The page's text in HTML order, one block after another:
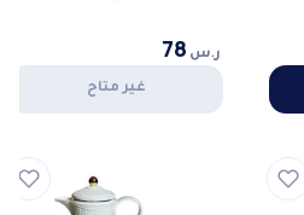
ر.س 78
غير متاح